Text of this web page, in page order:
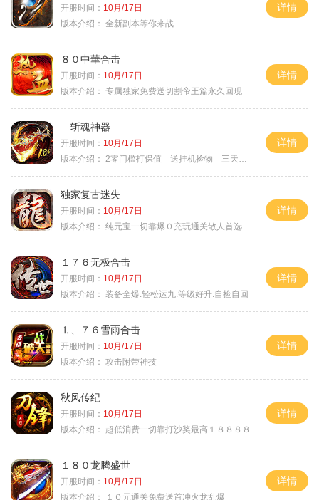
开服时间： 10月/17日
版本介绍： 全新副本等你来战
详情
８０中華合击
开服时间： 10月/17日
版本介绍： 专属独家免费送切割帝王篇永久回现
详情
斩魂神器
开服时间： 10月/17日
版本介绍：
2零门槛打保值 送挂机捡物 三天合区
详情
独家复古迷失
开服时间： 10月/17日
版本介绍： 纯元宝一切靠爆０充玩通关散人首选
详情
１７６无极合击
开服时间： 10月/17日
版本介绍： 装备全爆.轻松运九.等级好升.自捡自回
详情
⒈、７６雪雨合击
开服时间： 10月/17日
版本介绍： 攻击附带神技
详情
秋风传纪
开服时间： 10月/17日
版本介绍：
超低消费一切靠打沙奖最高１８８８８
详情
１８０龙腾盛世
开服时间： 10月/17日
版本介绍：
１０元通关免费送首冲火龙乱爆
详情